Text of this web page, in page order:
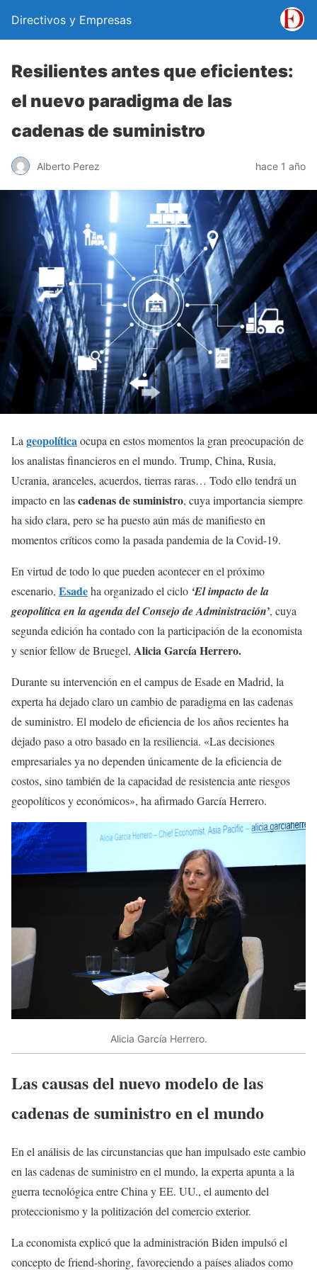
Directivos y Empresas
Resilientes antes que eficientes:
el nuevo paradigma de las
cadenas de suministro
Alberto Perez hace 1 año
La geopolíticaocupa en estos momentos la gran preocupación de
los analistas financieros en el mundo. Trump, China, Rusia,
Ucrania, aranceles, acuerdos, tierras raras… Todo ello tendrá un
impacto en lascadenas de suministro, cuya importancia siempre
ha sido clara, pero se ha puesto aún más de manifiesto en
momentos críticos como la pasada pandemia de la Covid-19.
En virtud de todo lo que pueden acontecer en el próximo
escenario, Esadeha organizado el ciclo ‘El impacto de la
geopolítica en la agenda del Consejo de Administración’, cuya
segunda edición ha contado con la participación de la economista
y senior fellow de Bruegel, Alicia García Herrero.
Durante su intervención en el campus de Esade en Madrid, la
experta ha dejado claro un cambio de paradigma en las cadenas
de suministro. El modelo de eficiencia de los años recientes ha
dejado paso a otro basado en la resiliencia. «Las decisiones
empresariales ya no dependen únicamente de la eficiencia de
costos, sino también de la capacidad de resistencia ante riesgos
geopolíticos y económicos», ha afirmado García Herrero.
Alicia García Herrero.
Las causas del nuevo modelo de las
cadenas de suministro en el mundo
En el análisis de las circunstancias que han impulsado este cambio
en las cadenas de suministro en el mundo, la experta apunta a la
guerra tecnológica entre China y EE. UU., el aumento del
proteccionismo y la politización del comercio exterior.
La economista explicó que la administración Biden impulsó el
concepto de friend-shoring, favoreciendo a países aliados como